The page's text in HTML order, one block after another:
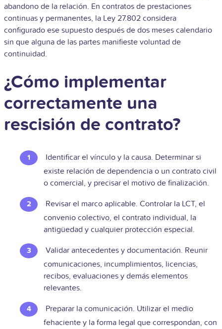
abandono de la relación. En contratos de prestaciones
continuas y permanentes, la Ley 27.802 considera
configurado ese supuesto después de dos meses calendario
sin que alguna de las partes manifieste voluntad de
continuidad.
¿Cómo implementar
correctamente una
rescisión de contrato?
Identificar el vínculo y la causa. Determinar si
existe relación de dependencia o un contrato civil
o comercial, y precisar el motivo de finalización.
Revisar el marco aplicable. Controlar la LCT, el
convenio colectivo, el contrato individual, la
antigüedad y cualquier protección especial.
Validar antecedentes y documentación. Reunir
comunicaciones, incumplimientos, licencias,
recibos, evaluaciones y demás elementos
relevantes.
Preparar la comunicación. Utilizar el medio
fehaciente y la forma legal que correspondan, con